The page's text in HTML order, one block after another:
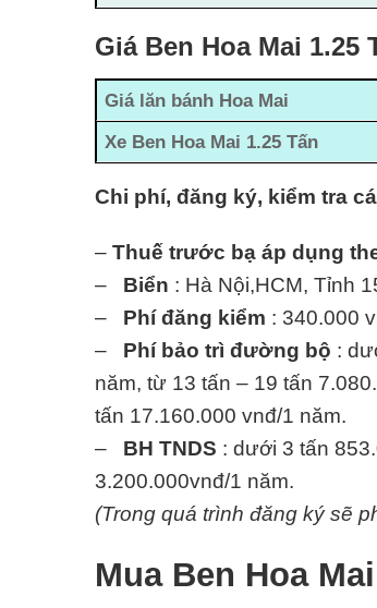
Giá Ben Hoa Mai
Giá lăn bánh Hoa Mai
Xe Ben Hoa Mai 1.25 Tấn
Chi phí, đăng ký, kiểm tra
– Thuế trước bạ áp dụng
– Biển : Hà Nội,HCM, Tỉnh
– Phí đăng kiểm : 340.000
– Phí bảo trì đường bộ :
năm, từ 13 tấn – 19 tấn
tấn 17.160.000 vnđ/1 năm.
– BH TNDS : dưới 3 tấn
3.200.000vnđ/1 năm.
(Trong quá trình đăng ký sẽ
Mua Ben Hoa